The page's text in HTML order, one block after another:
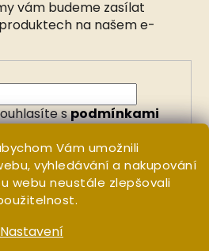
Vám umožnili
vyhledávání a nakupování
webu neustále zlepšovali
Nastavení
vám budeme zasílat
na našem e-
spodmínkami